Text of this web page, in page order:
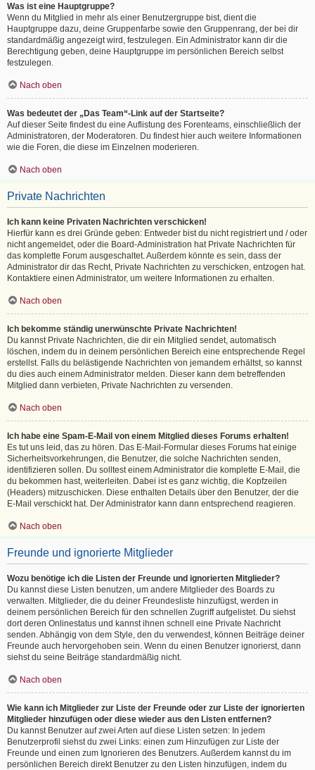
Was ist eine Hauptgruppe?
Wenn du Mitglied in mehr als einer Benutzergruppe bist, dient die
Hauptgruppe dazu, deine Gruppenfarbe sowie den Gruppenrang, der bei dir
standardmäßig angezeigt wird, festzulegen. Ein Administrator kann dir die
Berechtigung geben, deine Hauptgruppe im persönlichen Bereich selbst
festzulegen.
Nach oben
Was bedeutet der „Das Team“-Link auf der Startseite?
Auf dieser Seite findest du eine Auflistung des Forenteams, einschließlich der
Administratoren, der Moderatoren. Du findest hier auch weitere Informationen
wie die Foren, die diese im Einzelnen moderieren.
Nach oben
Private Nachrichten
Ich kann keine Privaten Nachrichten verschicken!
Hierfür kann es drei Gründe geben: Entweder bist du nicht registriert und / oder
nicht angemeldet, oder die Board-Administration hat Private Nachrichten für
das komplette Forum ausgeschaltet. Außerdem könnte es sein, dass der
Administrator dir das Recht, Private Nachrichten zu verschicken, entzogen hat.
Kontaktiere einen Administrator, um weitere Informationen zu erhalten.
Nach oben
Ich bekomme ständig unerwünschte Private Nachrichten!
Du kannst Private Nachrichten, die dir ein Mitglied sendet, automatisch
löschen, indem du in deinem persönlichen Bereich eine entsprechende Regel
erstellst. Falls du belästigende Nachrichten von jemandem erhältst, so kannst
du dies auch einem Administrator melden. Dieser kann dem betreffenden
Mitglied dann verbieten, Private Nachrichten zu versenden.
Nach oben
Ich habe eine Spam-E-Mail von einem Mitglied dieses Forums erhalten!
Es tut uns leid, das zu hören. Das E-Mail-Formular dieses Forums hat einige
Sicherheitsvorkehrungen, die Benutzer, die solche Nachrichten senden,
identifizieren sollen. Du solltest einem Administrator die komplette E-Mail, die
du bekommen hast, weiterleiten. Dabei ist es ganz wichtig, die Kopfzeilen
(Headers) mitzuschicken. Diese enthalten Details über den Benutzer, der die
E-Mail verschickt hat. Der Administrator kann dann entsprechend reagieren.
Nach oben
Freunde und ignorierte Mitglieder
Wozu benötige ich die Listen der Freunde und ignorierten Mitglieder?
Du kannst diese Listen benutzen, um andere Mitglieder des Boards zu
verwalten. Mitglieder, die du deiner Freundesliste hinzufügst, werden in
deinem persönlichen Bereich für den schnellen Zugriff aufgelistet. Du siehst
dort deren Onlinestatus und kannst ihnen schnell eine Private Nachricht
senden. Abhängig von dem Style, den du verwendest, können Beiträge deiner
Freunde auch hervorgehoben sein. Wenn du einen Benutzer ignorierst, dann
siehst du seine Beiträge standardmäßig nicht.
Nach oben
Wie kann ich Mitglieder zur Liste der Freunde oder zur Liste der ignorierten
Mitglieder hinzufügen oder diese wieder aus den Listen entfernen?
Du kannst Benutzer auf zwei Arten auf diese Listen setzen: In jedem
Benutzerprofil siehst du zwei Links: einen zum Hinzufügen zur Liste der
Freunde und einen zum Ignorieren des Benutzers. Außerdem kannst du im
persönlichen Bereich direkt Benutzer zu den Listen hinzufügen, indem du